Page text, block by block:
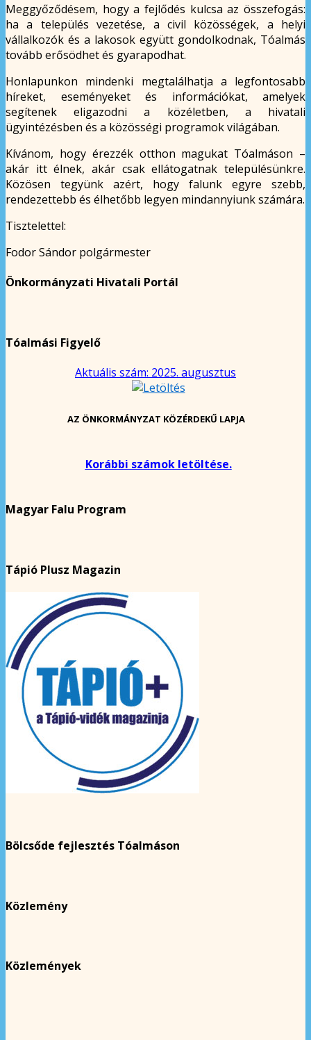
Meggyőződésem, hogy a fejlődés kulcsa az összefogás:
ha a település vezetése, a civil közösségek, a helyi
vállalkozók és a lakosok együtt gondolkodnak, Tóalmás
tovább erősödhet és gyarapodhat.
Honlapunkon mindenki megtalálhatja a legfontosabb
híreket, eseményeket és információkat, amelyek
segítenek eligazodni a közéletben, a hivatali
ügyintézésben és a közösségi programok világában.
Kívánom, hogy érezzék otthon magukat Tóalmáson –
akár itt élnek, akár csak ellátogatnak településünkre.
Közösen tegyünk azért, hogy falunk egyre szebb,
rendezettebb és élhetőbb legyen mindannyiunk számára.
Tisztelettel:
Fodor Sándor polgármester
Önkormányzati Hivatali Portál
Tóalmási Figyelő
Aktuális szám: 2025. augusztus
AZ ÖNKORMÁNYZAT KÖZÉRDEKŰ LAPJA
Korábbi számok letöltése.
Magyar Falu Program
Tápió Plusz Magazin
Bölcsőde fejlesztés Tóalmáson
Közlemény
Közlemények